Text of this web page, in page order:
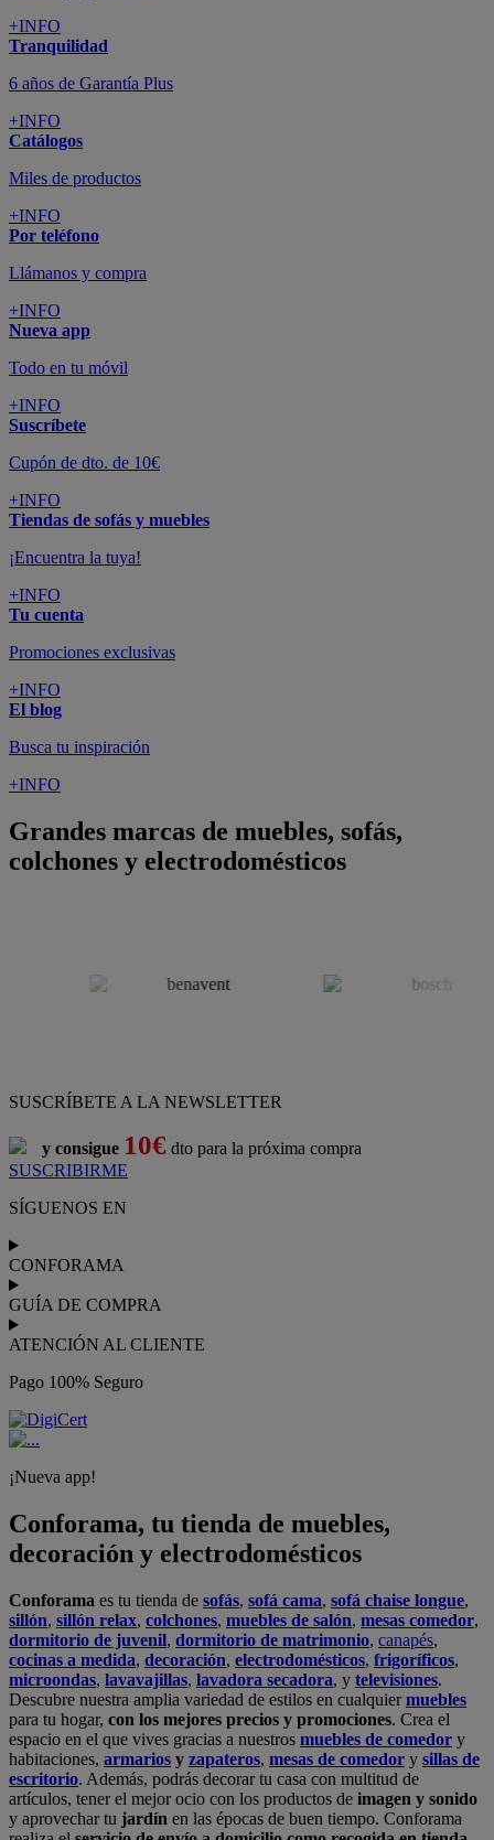
+INFO
Tranquilidad
6 años de Garantía Plus
+INFO
Catálogos
Miles de productos
+INFO
Por teléfono
Llámanos y compra
+INFO
Nueva app
Todo en tu móvil
+INFO
Suscríbete
Cupón de dto. de 10€
+INFO
Tiendas de sofás y muebles
¡Encuentra la tuya!
+INFO
Tu cuenta
Promociones exclusivas
+INFO
El blog
Busca tu inspiración
+INFO
Grandes marcas de muebles, sofás,
colchones y electrodomésticos
SUSCRÍBETE A LA NEWSLETTER
y consigue 10€ dto para la próxima compra
SUSCRIBIRME
SÍGUENOS EN
CONFORAMA
GUÍA DE COMPRA
ATENCIÓN AL CLIENTE
Pago 100% Seguro
¡Nueva app!
Conforama, tu tienda de muebles,
decoración y electrodomésticos
Conforama es tu tienda de sofás, sofá cama, sofá chaise longue,
sillón, sillón relax, colchones, muebles de salón, mesas comedor,
dormitorio de juvenil, dormitorio de matrimonio, canapés,
cocinas a medida, decoración, electrodomésticos, frigoríficos,
microondas, lavavajillas, lavadora secadora, y televisiones.
Descubre nuestra amplia variedad de estilos en cualquiermuebles
para tu hogar, con los mejores precios y promociones. Crea el
espacio en el que vives gracias a nuestros muebles de comedor y
habitaciones, armarios y zapateros, mesas de comedor y sillas de
escritorio. Además, podrás decorar tu casa con multitud de
artículos, tener el mejor ocio con los productos de imagen y sonido
y aprovechar tu jardín en las épocas de buen tiempo. Conforama